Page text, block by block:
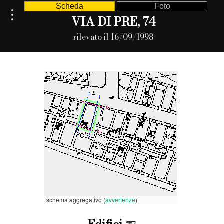
Scheda Foto
VIA DI PRE, 74
rilevato il 16/09/1998
schema aggregativo (avvertenze)